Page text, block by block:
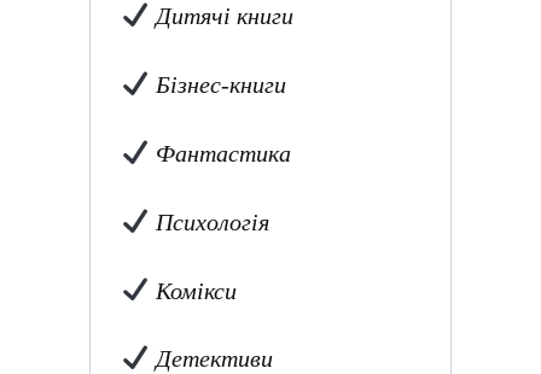
Дитячі книги
Бізнес-книги
Фантастика
Психологія
Комікси
Детективи